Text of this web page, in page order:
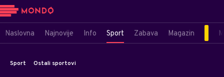
Naslovna Najnovije Info Sport Zabava Magazin
Sport Ostali sportovi